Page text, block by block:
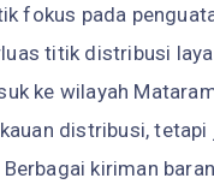
fokus pada
titik distribusi
ke wilayah
distribusi,
kiriman